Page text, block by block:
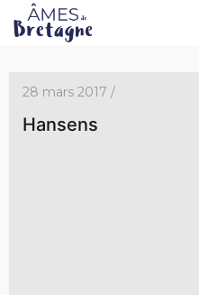
28 mars 2017 /
Hansens